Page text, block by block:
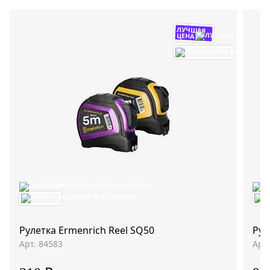
ЛУЧШАЯ
ЦЕНА
Рулетка Ermenrich Reel SQ50
Арт. 84583